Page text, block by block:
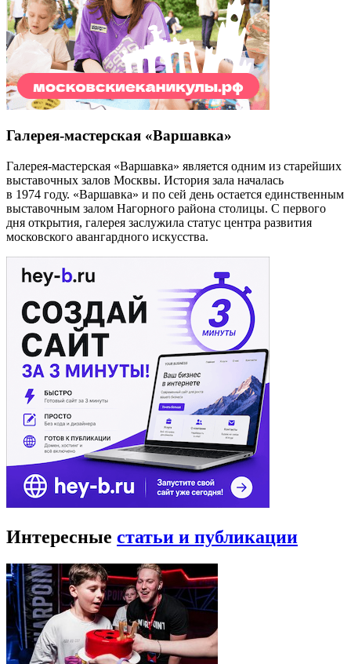
Галерея-мастерская «Варшавка»
Галерея-мастерская «Варшавка» является одним из старейших
выставочных залов Москвы. История зала началась
в 1974 году. «Варшавка» и по сей день остается единственным
выставочным залом Нагорного района столицы. С первого
дня открытия, галерея заслужила статус центра развития
московского авангардного искусства.
Интересные статьи и публикации